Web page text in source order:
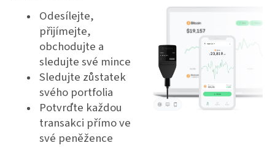
Odesílejte,
přijímejte,
obchodujte a
sledujte své mince
Sledujte zůstatek
svého portfolia
Potvrďte každou
transakci přímo ve
své peněžence